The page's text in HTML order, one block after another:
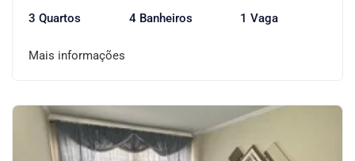
3 Quartos 4 Banheiros 1 Vaga
Mais informações